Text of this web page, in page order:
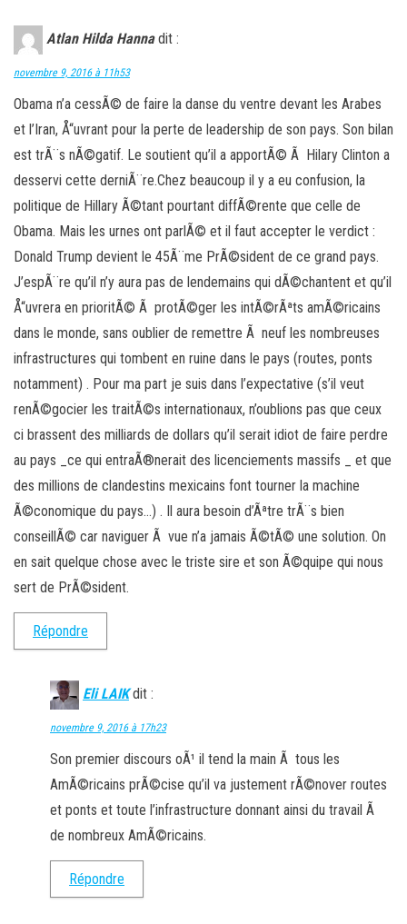
Atlan Hilda Hanna dit :
novembre 9, 2016 à 11h53
Obama n’a cessÃ© de faire la danse du ventre devant les Arabes
et l’Iran, Å“uvrant pour la perte de leadership de son pays. Son bilan
est trÃ¨s nÃ©gatif. Le soutient qu’il a apportÃ© Ã Hilary Clinton a
desservi cette derniÃ¨re.Chez beaucoup il y a eu confusion, la
politique de Hillary Ã©tant pourtant diffÃ©rente que celle de
Obama. Mais les urnes ont parlÃ© et il faut accepter le verdict :
Donald Trump devient le 45Ã¨me PrÃ©sident de ce grand pays.
J’espÃ¨re qu’il n’y aura pas de lendemains qui dÃ©chantent et qu’il
Å“uvrera en prioritÃ© Ã protÃ©ger les intÃ©rÃªts amÃ©ricains
dans le monde, sans oublier de remettre Ã neuf les nombreuses
infrastructures qui tombent en ruine dans le pays (routes, ponts
notamment) . Pour ma part je suis dans l’expectative (s’il veut
renÃ©gocier les traitÃ©s internationaux, n’oublions pas que ceux
ci brassent des milliards de dollars qu’il serait idiot de faire perdre
au pays _ce qui entraÃ®nerait des licenciements massifs _ et que
des millions de clandestins mexicains font tourner la machine
Ã©conomique du pays…) . Il aura besoin d’Ãªtre trÃ¨s bien
conseillÃ© car naviguer Ã vue n’a jamais Ã©tÃ© une solution. On
en sait quelque chose avec le triste sire et son Ã©quipe qui nous
sert de PrÃ©sident.
Répondre
Eli LAIK dit :
novembre 9, 2016 à 17h23
Son premier discours oÃ¹ il tend la main Ã tous les
AmÃ©ricains prÃ©cise qu’il va justement rÃ©nover routes
et ponts et toute l’infrastructure donnant ainsi du travail Ã
de nombreux AmÃ©ricains.
Répondre